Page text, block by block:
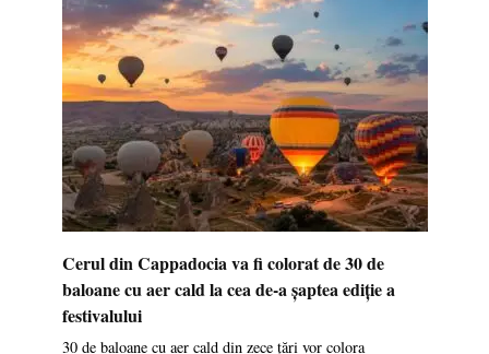
Cerul din Cappadocia va fi colorat de 30 de
baloane cu aer cald la cea de-a șaptea ediție a
festivalului
30 de baloane cu aer cald din zece țări vor colora